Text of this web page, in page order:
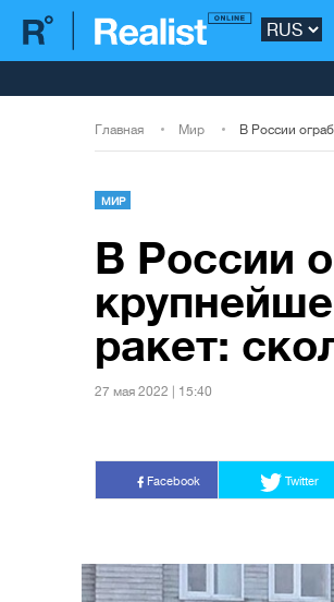
Главная Мир
МИР
В России
ракет:
27 мая 2022 | 15:40
Facebook Twitter